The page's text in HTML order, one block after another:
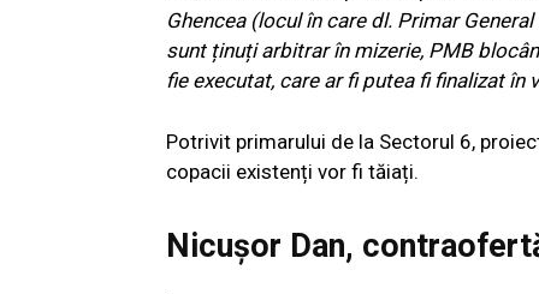
Ghencea (locul în care dl. Primar
sunt ținuți arbitrar în mizerie, PMB
fie executat, care ar fi putea fi finalizat în
Potrivit primarului de la Sectorul 6,
copacii existenți vor fi tăiați.
Nicușor Dan,